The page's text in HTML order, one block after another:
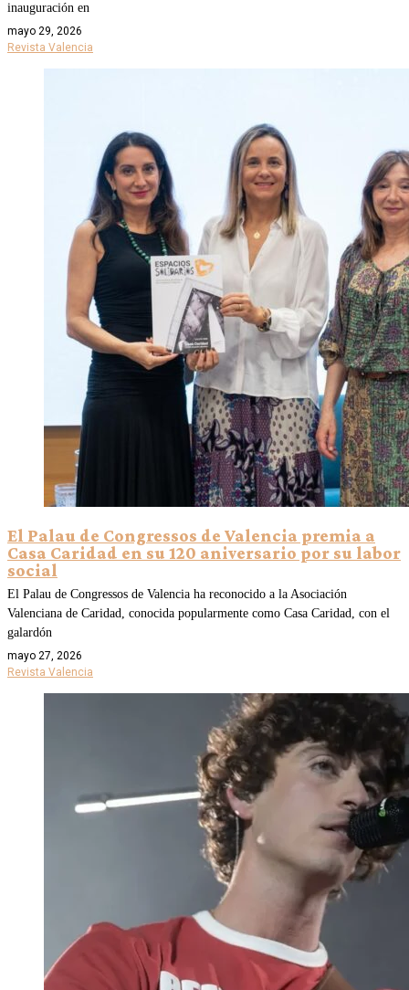
inauguración en
mayo 29, 2026
Revista Valencia
El Palau de Congressos de Valencia premia a
Casa Caridad en su 120 aniversario por su labor
social
El Palau de Congressos de Valencia ha reconocido a la Asociación
Valenciana de Caridad, conocida popularmente como Casa Caridad, con el
galardón
mayo 27, 2026
Revista Valencia